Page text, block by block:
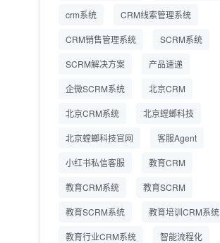
营成本
企业微信 私域用户精细
螳螂教育CRM助力教培
机构精细化运营
crm系统 CRM线索管理系统
CRM销售管理系统 SCRM系统
SCRM解决方案 产品速递
企微SCRM系统 北京CRM
北京CRM系统 北京螳螂科技
北京螳螂科技官网 客服Agent
小红书私信客服 教育CRM
教育CRM系统 教育SCRM
教育SCRM系统 教育培训CRM系统
教育行业CRM系统 智能流程化